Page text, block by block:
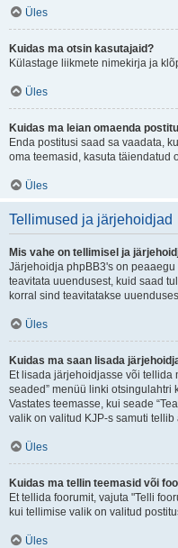
Üles
Kuidas ma otsin kasutajaid?
Külastage liikmete nimekirja ja
Üles
Kuidas ma leian omaenda
Enda postitusi saad sa vaadata,
oma teemasid, kasuta täiendatud
Üles
Tellimused ja järjehoidjad
Mis vahe on tellimisel ja
Järjehoidja phpBB3's on
teavitata uuendusest, kuid saad
korral sind teavitatakse
Üles
Kuidas ma saan lisada
Et lisada järjehoidjasse või tellida
seaded” menüü linki otsingulahtri
Vastates teemasse, kui seade
valik on valitud KJP-s samuti
Üles
Kuidas ma tellin teemasid või
Et tellida foorumit, vajuta "Telli
kui tellimise valik on valitud
Üles